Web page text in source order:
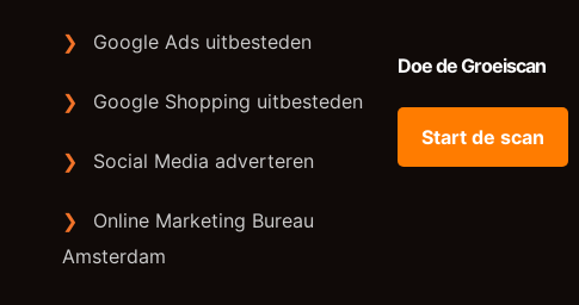
❯ Google Ads uitbesteden
❯ Google Shopping uitbesteden
❯ Social Media adverteren
❯
Online Marketing Bureau
Amsterdam
Doe de Groeiscan
Start de scan